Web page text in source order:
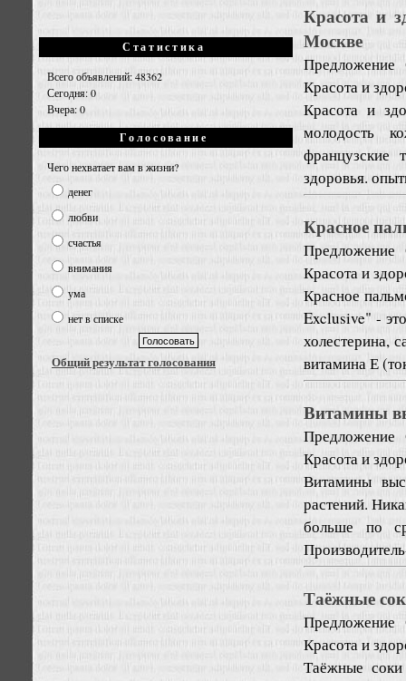
Статистика
Всего объявлений: 48362
Сегодня: 0
Вчера: 0
Голосование
Чего нехватает вам в жизни?
денег
любви
счастья
внимания
ума
нет в списке
Общий результат голосования
Красота и
Москве
Предложение
Красота и
Красота и
молодость
французские
здоровья.
Красное
Предложение
Красота и
Красное
Exclusive" -
холестерина,
витамина Е
Витамины
Предложение
Красота и
Витамины
растений.
больше по
Таёжные
Предложение
Красота и
Таёжные